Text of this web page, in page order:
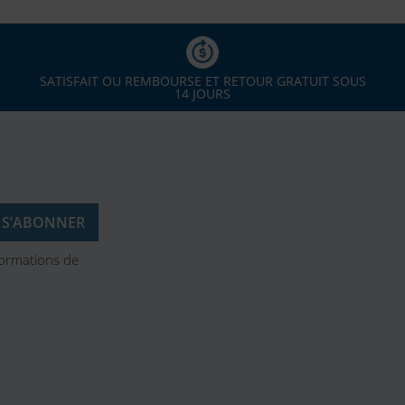
SATISFAIT OU REMBOURSE ET RETOUR GRATUIT SOUS
14 JOURS
de